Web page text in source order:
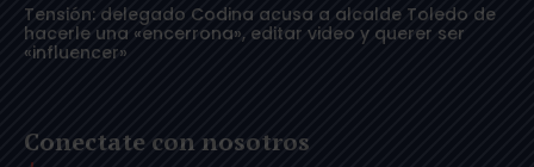
Tensión: delegado Codina acusa a alcalde Toledo de
hacerle una «encerrona», editar video y querer ser
«influencer»
Conectate con nosotros